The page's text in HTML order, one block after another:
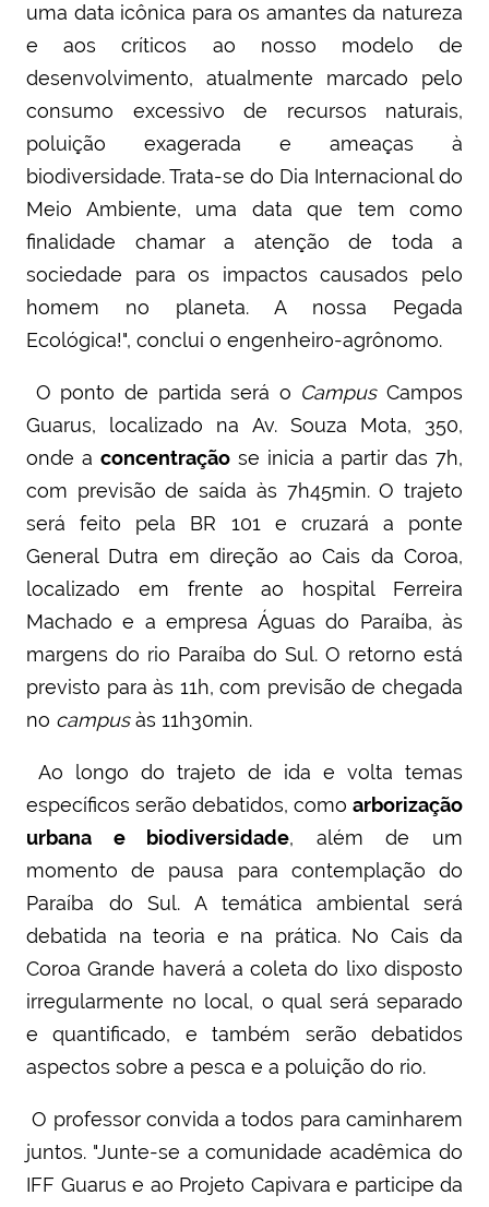
uma data icônica para os amantes da natureza
e aos críticos ao nosso modelo de
desenvolvimento, atualmente marcado pelo
consumo excessivo de recursos naturais,
poluição exagerada e ameaças à
biodiversidade. Trata-se do Dia Internacional do
Meio Ambiente, uma data que tem como
finalidade chamar a atenção de toda a
sociedade para os impactos causados pelo
homem no planeta. A nossa Pegada
Ecológica!", conclui o engenheiro-agrônomo.
O ponto de partida será o CampusCampos
Guarus, localizado na Av. Souza Mota, 350,
onde a concentração se inicia a partir das 7h,
com previsão de saída às 7h45min. O trajeto
será feito pela BR 101 e cruzará a ponte
General Dutra em direção ao Cais da Coroa,
localizado em frente ao hospital Ferreira
Machado e a empresa Águas do Paraíba, às
margens do rio Paraíba do Sul. O retorno está
previsto para às 11h, com previsão de chegada
no campusàs 11h30min.
Ao longo do trajeto de ida e volta temas
específicos serão debatidos, como arborização
urbana e biodiversidade, além de um
momento de pausa para contemplação do
Paraíba do Sul. A temática ambiental será
debatida na teoria e na prática. No Cais da
Coroa Grande haverá a coleta do lixo disposto
irregularmente no local, o qual será separado
e quantificado, e também serão debatidos
aspectos sobre a pesca e a poluição do rio.
O professor convida a todos para caminharem
juntos. "Junte-se a comunidade acadêmica do
IFF Guarus e ao Projeto Capivara e participe da